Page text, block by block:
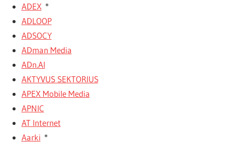
ADEX*
ADLOOP
ADSOCY
ADman Media
ADn.AI
AKTYVUS SEKTORIUS
APEX Mobile Media
APNIC
AT Internet
Aarki *